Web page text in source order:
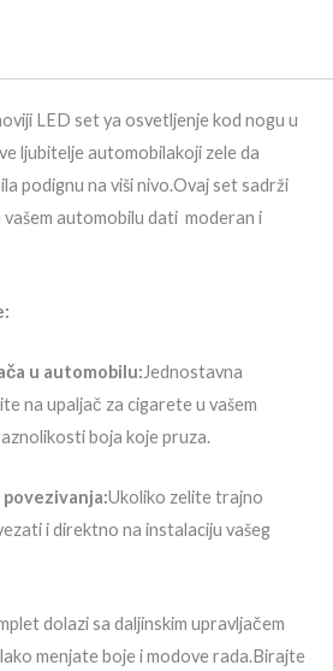
LED set ya osvetljenje kod nogu u
ljubitelje automobilakoji zele da
podignu na viši nivo.Ovaj set sadrži
automobilu dati moderan i
u automobilu:Jednostavna
na upaljač za cigarete u vašem
boja koje pruza.
Ukoliko zelite trajno
i direktno na instalaciju vašeg
dolazi sa daljinskim upravljačem
menjate boje i modove rada.Birajte